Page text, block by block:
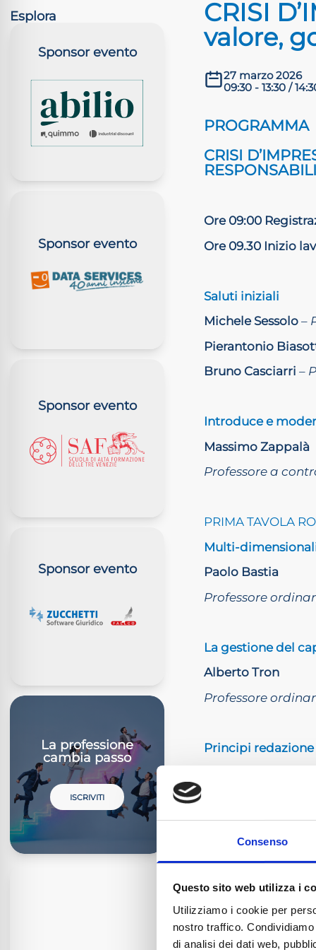
Consenso
Questo sito web utilizza i
Utilizziamo i cookie per
nostro traffico.
di analisi dei dati web,
Esplora
Sponsor evento
Sponsor evento
Sponsor evento
Sponsor evento
La professione
cambia passo
ISCRIVITI
CRISI
valore,
27 marzo 2026
09:30 - 13:30 /
PROGRAMMA
CRISI
Ore 09:00
Ore 09.30 Inizio
Saluti iniziali
Michele Sessolo –
Pierantonio
Bruno Casciarri –
Introduce e
Massimo Zappalà
Professore a
PRIMA TAVOLA
Multi-
Paolo Bastia
Professore
La gestione del
Alberto Tron
Professore
Principi
Professore a
Dal diritto
Paolo Benazzo
Professore